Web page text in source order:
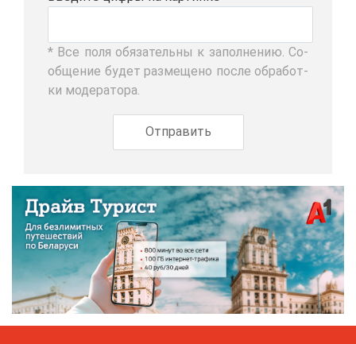
* Все по­ля обя­за­тель­ны к за­пол­не­нию. Со­
об­ще­ние бу­дет раз­ме­ще­но по­сле об­ра­бот­
ки мо­де­ра­то­ра.